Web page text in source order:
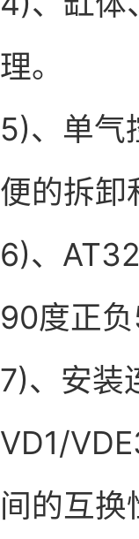
理。
5)、单气
便的拆
6)、
90度正
7)、安装
VD1/
间的互